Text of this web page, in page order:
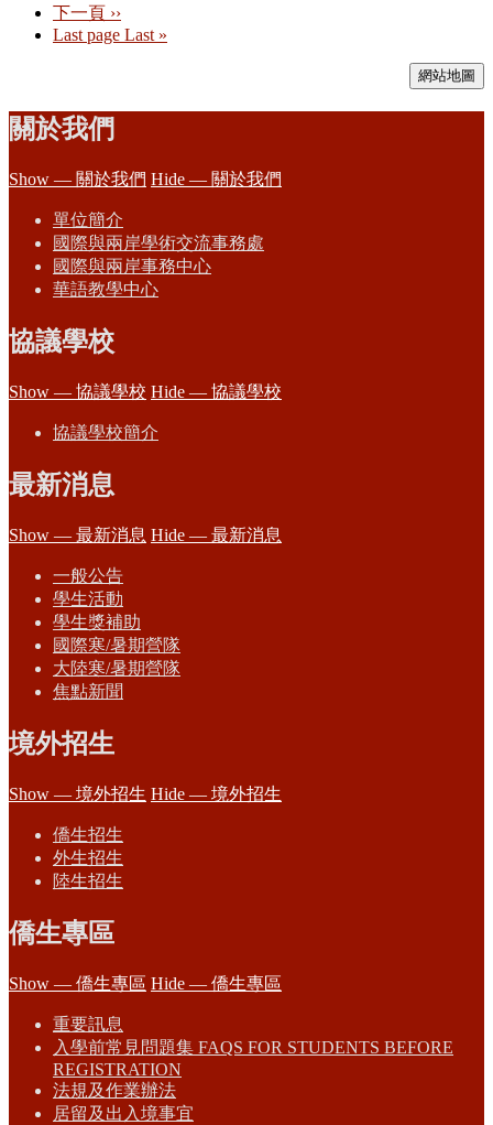
下一頁 ››
Last page Last »
網站地圖
關於我們
Show — 關於我們 Hide — 關於我們
單位簡介
國際與兩岸學術交流事務處
國際與兩岸事務中心
華語教學中心
協議學校
Show — 協議學校 Hide — 協議學校
協議學校簡介
最新消息
Show — 最新消息 Hide — 最新消息
一般公告
學生活動
學生獎補助
國際寒/暑期營隊
大陸寒/暑期營隊
焦點新聞
境外招生
Show — 境外招生 Hide — 境外招生
僑生招生
外生招生
陸生招生
僑生專區
Show — 僑生專區 Hide — 僑生專區
重要訊息
入學前常見問題集 FAQS FOR STUDENTS BEFORE
REGISTRATION
法規及作業辦法
居留及出入境事宜